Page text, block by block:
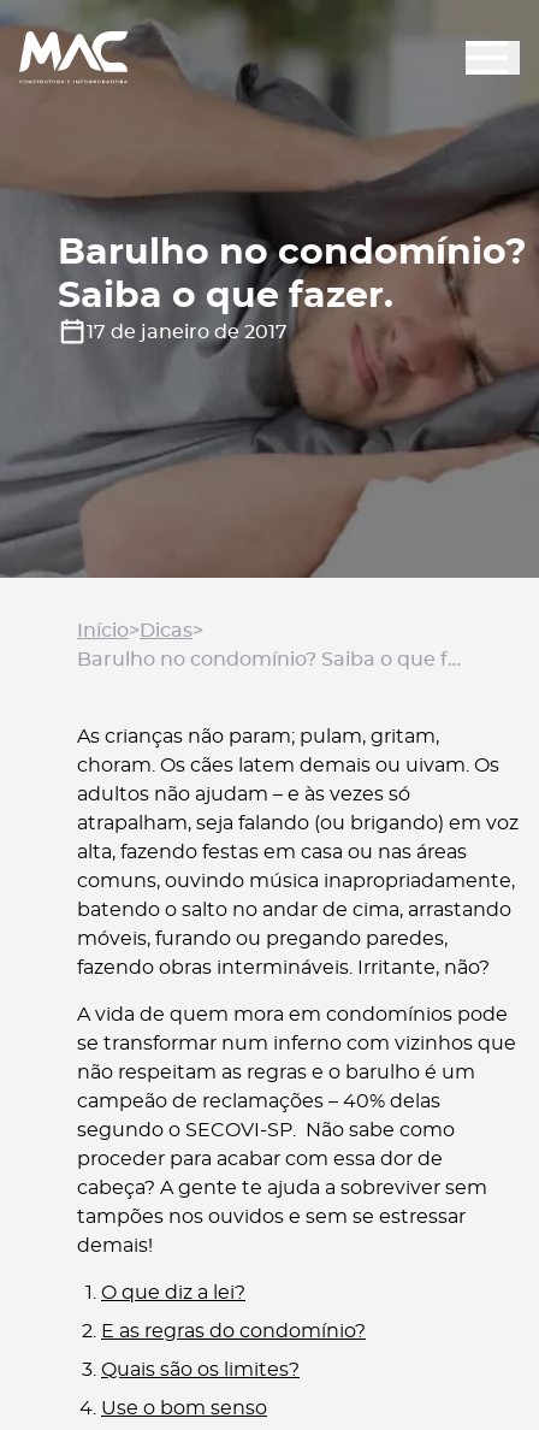
Barulho no condomínio?
Saiba o que fazer.
17 de janeiro de 2017
Início> Dicas>
Barulho no condomínio? Saiba o que fazer.
As crianças não param; pulam, gritam,
choram. Os cães latem demais ou uivam. Os
adultos não ajudam – e às vezes só
atrapalham, seja falando (ou brigando) em voz
alta, fazendo festas em casa ou nas áreas
comuns, ouvindo música inapropriadamente,
batendo o salto no andar de cima, arrastando
móveis, furando ou pregando paredes,
fazendo obras intermináveis. Irritante, não?
A vida de quem mora em condomínios pode
se transformar num inferno com vizinhos que
não respeitam as regras e o barulho é um
campeão de reclamações – 40% delas
segundo o SECOVI-SP. Não sabe como
proceder para acabar com essa dor de
cabeça? A gente te ajuda a sobreviver sem
tampões nos ouvidos e sem se estressar
demais!
O que diz a lei?
E as regras do condomínio?
Quais são os limites?
Use o bom senso